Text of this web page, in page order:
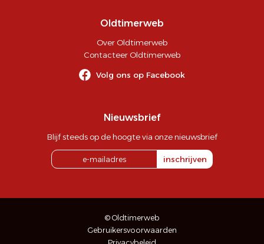
Oldtimerweb
Over Oldtimerweb
Contacteer Oldtimerweb
Volg ons op Facebook
Nieuwsbrief
Blijf steeds op de hoogte via onze nieuwsbrief
inschrijven
© Oldtimerweb
Gebruikersvoorwaarden